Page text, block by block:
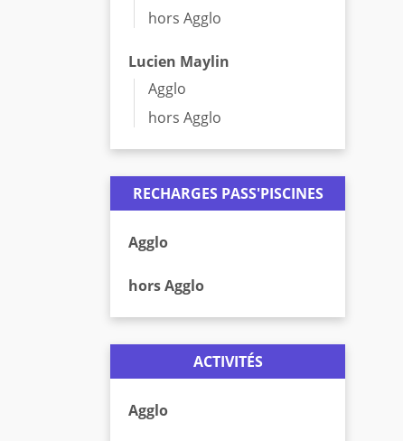
hors Agglo
Lucien Maylin
Agglo
hors Agglo
RECHARGES PASS'PISCINES
Agglo
hors Agglo
ACTIVITÉS
Agglo